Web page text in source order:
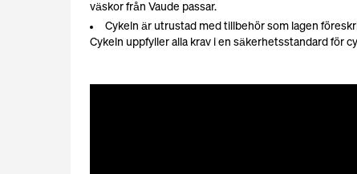
väskor från Vaude passar.
Cykeln är utrustad med tillbehör som lagen
Cykeln uppfyller alla krav i en säkerhetsstandard för